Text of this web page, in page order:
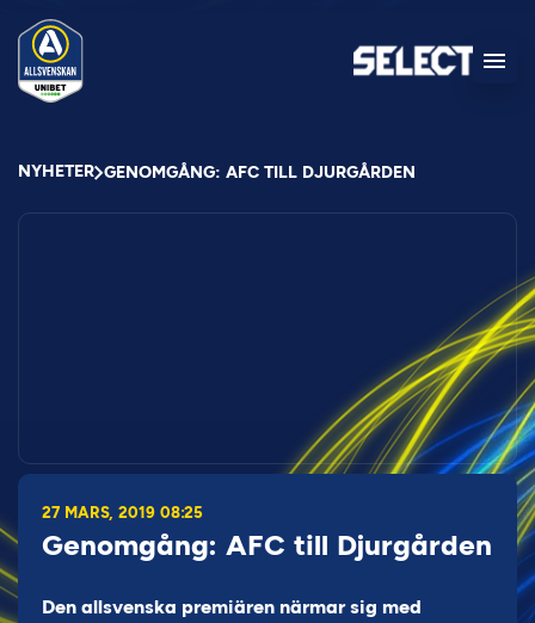
NYHETER GENOMGÅNG: AFC TILL DJURGÅRDEN
27 MARS, 2019 08:25
Genomgång: AFC till Djurgården
Den allsvenska premiären närmar sig med